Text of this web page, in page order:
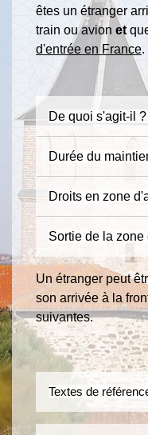
êtes un étranger
train ou avion et
d'entrée en France.
De quoi s'agit-il ?
Durée du
Droits en zone
Sortie de la zone
Un étranger peut
son arrivée à la
suivantes.
Textes de